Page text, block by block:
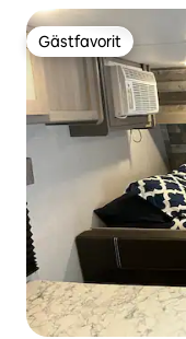
Gästfavorit
Gästfavorit